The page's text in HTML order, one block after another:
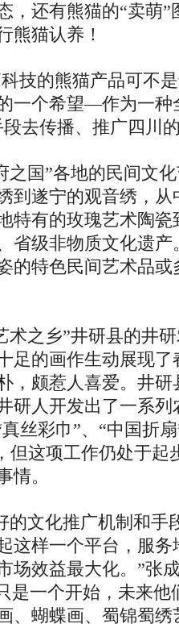
，还有熊猫的“卖萌”
熊猫认养！
技的熊猫产品可不
一个希望—作为一种
去传播、推广四川
之国”各地的民间文
到遂宁的观音绣，
特有的玫瑰艺术陶瓷
级非物质文化遗产
的特色民间艺术品
术之乡”井研县的井
足的画作生动展现
，颇惹人喜爱。井
研人开发出了一系
丝彩巾”、“中国折
但这项工作仍处于起
情。
的文化推广机制和手
这样一个平台，服
场效益最大化。”张
是一个开始，未来他
、蝴蝶画、蜀锦蜀